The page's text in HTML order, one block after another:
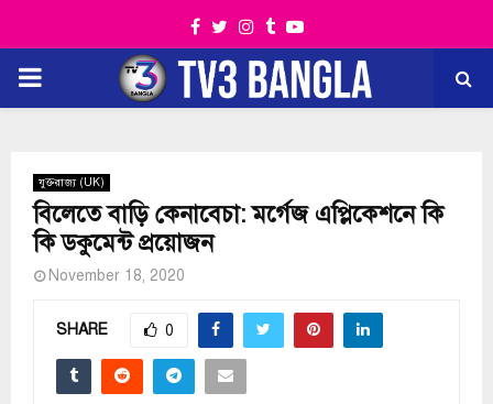
Facebook
TwitterInstagram
TumblrYoutube
PRIMARY
যুক্তরাজ্য (UK)
বিলেতে বাড়ি কেনাবেচা: মর্গেজ এপ্লিকেশনে কি
কি ডকুমেন্ট প্রয়োজন
November 18, 2020
SHARE 0